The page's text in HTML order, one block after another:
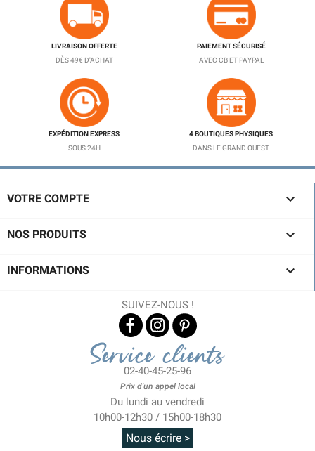
LIVRAISON OFFERTE
DÈS 49€ D'ACHAT
PAIEMENT SÉCURISÉ
AVEC CB ET PAYPAL
EXPÉDITION EXPRESS
SOUS 24H
4 BOUTIQUES PHYSIQUES
DANS LE GRAND OUEST
VOTRE COMPTE 
NOS PRODUITS 
INFORMATIONS 
SUIVEZ-NOUS !
Service clients
02-40-45-25-96
Prix d'un appel local
Du lundi au vendredi
10h00-12h30 / 15h00-18h30
Nous écrire >